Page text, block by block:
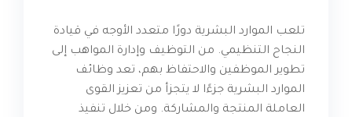
تلعب الموارد البشرية دورًا متعدد الأوجه في قيادة
النجاح التنظيمي. من التوظيف وإدارة المواهب إلى
تطوير الموظفين والاحتفاظ بهم، تعد وظائف
الموارد البشرية جزءًا لا يتجزأ من تعزيز القوى
العاملة المنتجة والمشاركة. ومن خلال تنفيذ